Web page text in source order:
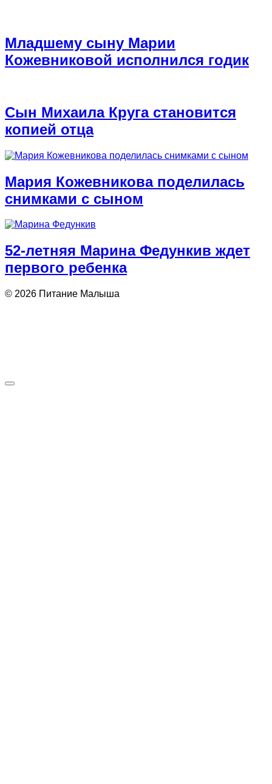
Младшему сыну Марии
Кожевниковой исполнился годик
Сын Михаила Круга становится
копией отца
Мария Кожевникова поделилась
снимками с сыном
52-летняя Марина Федункив ждет
первого ребенка
© 2026 Питание Малыша